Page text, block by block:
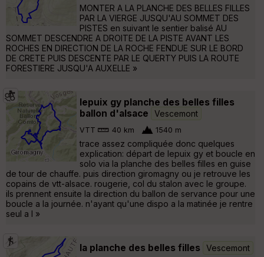
MONTER A LA PLANCHE DES BELLES FILLES
PAR LA VIERGE JUSQU'AU SOMMET DES
PISTES en suivant le sentier balisé AU
SOMMET DESCENDRE A DROITE DE LA PISTE AVANT LES
ROCHES EN DIRECTION DE LA ROCHE FENDUE SUR LE BORD
DE CRETE PUIS DESCENTE PAR LE QUERTY PUIS LA ROUTE
FORESTIERE JUSQU'A AUXELLE »
lepuix gy planche des belles filles
ballon d'alsace
Vescemont
VTT 40 km 1540 m
trace assez compliquée donc quelques
explication: départ de lepuix gy et boucle en
solo via la planche des belles filles en guise
de tour de chauffe. puis direction giromagny ou je retrouve les
copains de vtt-alsace. rougerie, col du stalon avec le groupe.
ils prennent ensuite la direction du ballon de servance pour une
boucle a la journée. n'ayant qu'une dispo a la matinée je rentre
seul a l »
la planche des belles filles Vescemont